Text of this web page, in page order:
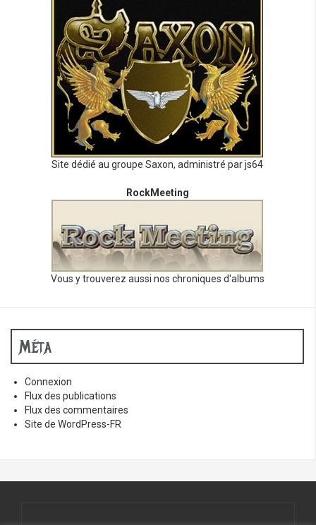
Site dédié au groupe Saxon, administré par js64
RockMeeting
Vous y trouverez aussi nos chroniques d'albums
Méta
Connexion
Flux des publications
Flux des commentaires
Site de WordPress-FR